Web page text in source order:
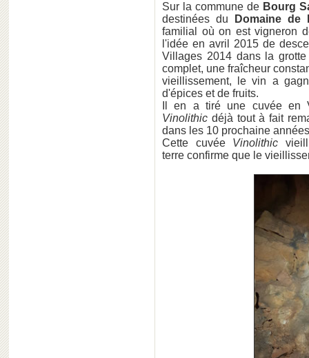
Sur la commune de Bourg
destinées du Domaine de
familial où on est vigneron
l'idée en avril 2015 de
Villages 2014 dans la
complet, une fraîcheur
vieillissement, le vin a
d'épices et de fruits.
Il en a tiré une cuvée en
Vinolithic déjà tout à fait
dans les 10 prochaine
Cette cuvée Vinolithic
terre confirme que le